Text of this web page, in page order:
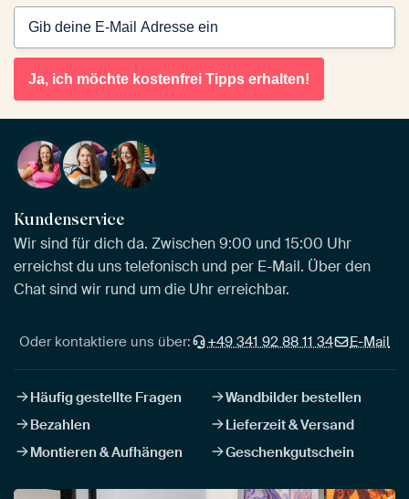
Ja, ich möchte kostenfrei Tipps erhalten!
Kundenservice
Wir sind für dich da. Zwischen 9:00 und 15:00 Uhr
erreichst du uns telefonisch und per E-Mail. Über den
Chat sind wir rund um die Uhr erreichbar.
Oder kontaktiere uns über: +49 341 92 88 11 34 E-Mail
Häufig gestellte Fragen
Wandbilder bestellen
Bezahlen
Lieferzeit & Versand
Montieren & Aufhängen
Geschenkgutschein